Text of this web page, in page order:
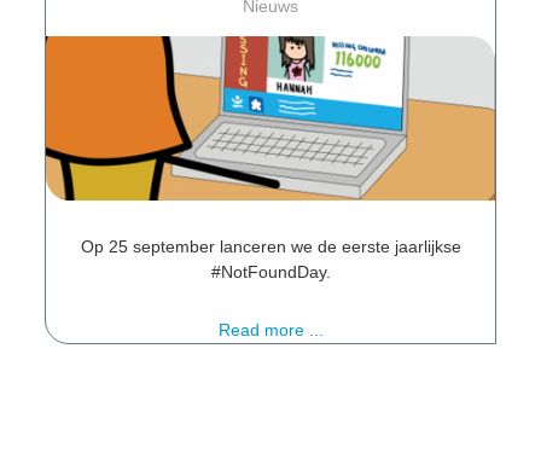
Nieuws
Op 25 september lanceren we de eerste jaarlijkse
#NotFoundDay.
Read more ...